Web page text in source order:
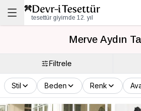
tesettür giyimde 12. yıl
Merve Aydın
Filtrele
Stil Beden Renk